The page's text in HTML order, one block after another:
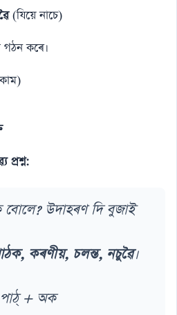
(যিয়ে নাচে)
গঠন কৰে।
প্ৰশ্ন:
উদাহৰণ দি বুজাই
কৰণীয়, চলন্ত, নচুৱৈ।
+ অক